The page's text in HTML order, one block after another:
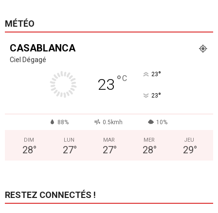
MÉTÉO
CASABLANCA
Ciel Dégagé
23 °C 23°
23°
88% 0.5kmh 10%
DIM
28°
LUN
27°
MAR
27°
MER
28°
JEU
29°
RESTEZ CONNECTÉS !